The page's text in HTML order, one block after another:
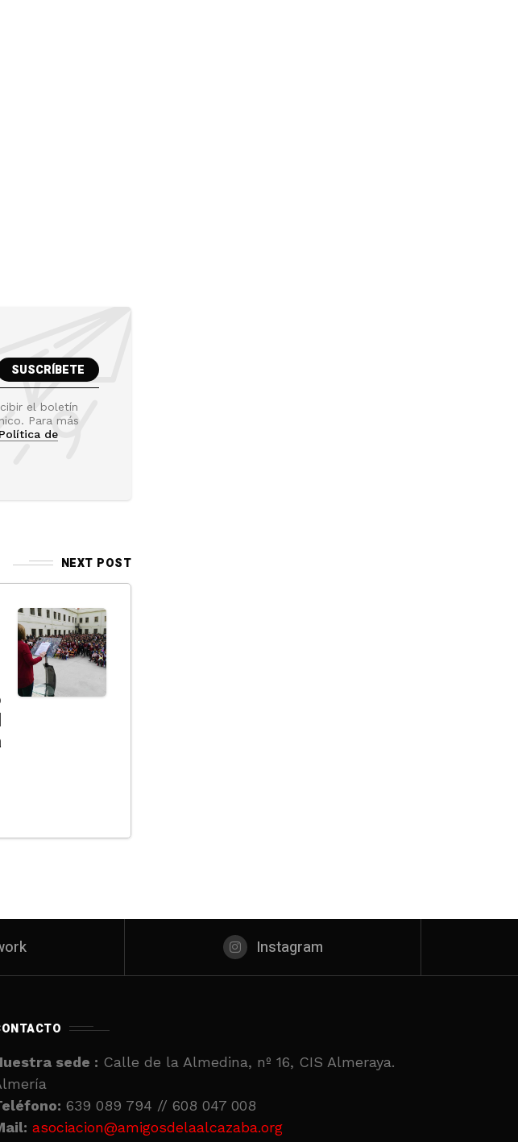
el boletín
Para más
Política de
NEXT POST
Instagram
sede : Calle de la Almedina, nº 16, CIS Almeraya.
639 089 794 // 608 047 008
asociacion@amigosdelaalcazaba.org